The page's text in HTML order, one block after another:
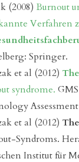
(2008) Burnout
Verfahren
Springer.
et al (2012)
syndrome.
Assessment
et al (2012)
Syndroms.
Institut für